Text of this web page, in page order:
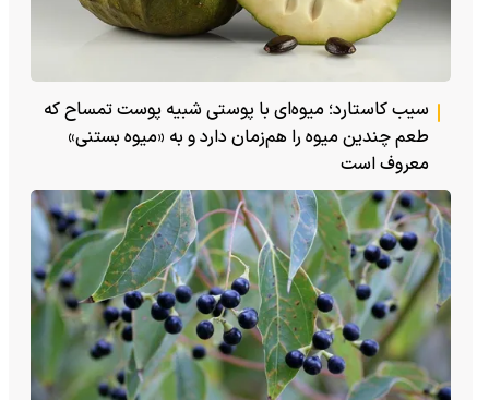
سیب کاستارد؛ میوه‌ای با پوستی شبیه پوست تمساح که
طعم چندین میوه را هم‌زمان دارد و به «میوه بستنی»
معروف است